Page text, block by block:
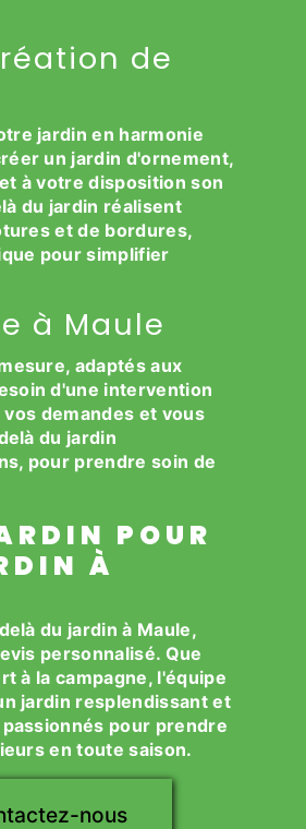
de
jardin en harmonie
un jardin d'ornement,
à votre disposition son
du jardin réalisent
et de bordures,
pour simplifier
à Maule
adaptés aux
d'une intervention
demandes et vous
du jardin
pour prendre soin de
POUR
À
du jardin à Maule,
personnalisé. Que
à la campagne, l'équipe
jardin resplendissant et
pour prendre
en toute saison.
nous